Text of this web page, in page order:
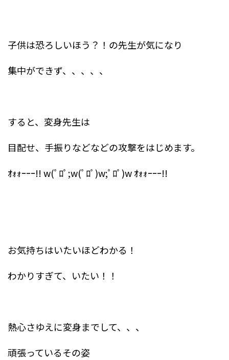
子供は恐ろしいほう？！の先生が気になり
集中ができず、、、、、
すると、変身先生は
目配せ、手振りなどなどの攻撃をはじめます。
ｵｫｫｰｰｰ!! w(ﾟﾛﾟ;w(ﾟﾛﾟ)w;ﾟﾛﾟ)w ｵｫｫｰｰｰ!!
お気持ちはいたいほどわかる！
わかりすぎて、いたい！！
熱心さゆえに変身までして、、、
頑張っているその姿